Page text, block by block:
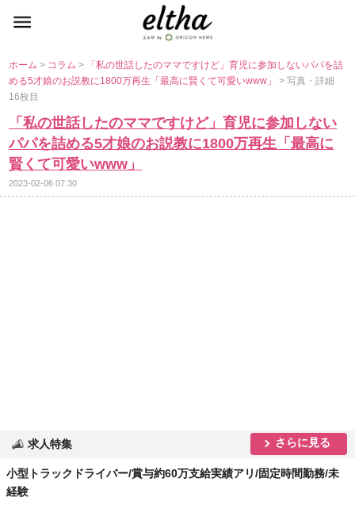
ホーム> コラム>
「私の世話したのママですけど」育児に参加しないパパを詰
める5才娘のお説教に1800万再生「最高に賢くて可愛いwww」> 写真・詳細
16枚目
「私の世話したのママですけど」育児に参加しない
パパを詰める5才娘のお説教に1800万再生「最高に
賢くて可愛いwww」
2023-02-06 07:30
求人特集 さらに見る
小型トラックドライバー/賞与約60万支給実績アリ/固定時間勤務/未
経験